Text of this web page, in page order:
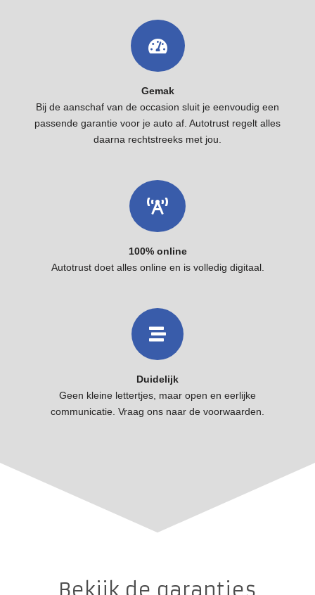
Gemak
Bij de aanschaf van de occasion sluit je eenvoudig een
passende garantie voor je auto af. Autotrust regelt alles
daarna rechtstreeks met jou.
100% online
Autotrust doet alles online en is volledig digitaal.
Duidelijk
Geen kleine lettertjes, maar open en eerlijke
communicatie. Vraag ons naar de voorwaarden.